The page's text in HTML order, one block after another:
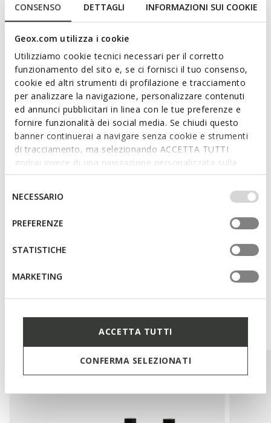
CONSENSO DETTAGLI INFORMAZIONI SUI COOKIE
Geox.com utilizza i cookie
Utilizziamo cookie tecnici necessari per il corretto
funzionamento del sito e, se ci fornisci il tuo consenso,
cookie ed altri strumenti di profilazione e tracciamento
per analizzare la navigazione, personalizzare contenuti
ed annunci pubblicitari in linea con le tue preferenze e
fornire funzionalità dei social media. Se chiudi questo
banner continuerai a navigare senza cookie e strumenti
di tracciamento, ma selezionando ACCETTA TUTTI
godrai invece di una navigazione personalizzata sulla
base dei tuoi gusti ed interessi. Selezionando
IMPOSTAZIONI potrai anche scegliere quali cookies ed
altri strumenti di tracciamento autorizzare. Per maggiori
informazioni o per modificare in qualsiasi momento le
tue impostazioni, visita la nostra
consenso
NECESSARIO
PREFERENZE
STATISTICHE
MARKETING
ACCETTA TUTTI
CONFERMA SELEZIONATI
crafted from a mixture of nylon and a waxed-leather-effect
material, and guarantees support and well-being as kids
move around.
Read more
Features
Protection against the cold thanks to excellent levels of
thermal insulation
Quick and easy to put on
Single riptape and elasticated lace fastening; Removable
Materials
You may also like